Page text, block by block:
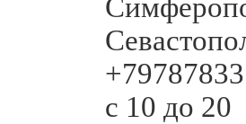
с 10 до 20